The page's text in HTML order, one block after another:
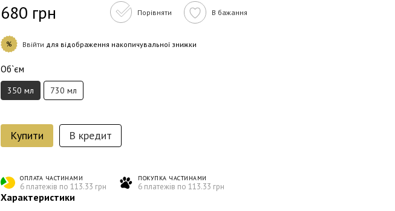
680 грн Порівняти В бажання
% Ввійти для відображення накопичувальної знижки
Об`єм
350 мл 730 мл
Купити В кредит
ОПЛАТА ЧАСТИНАМИ
6 платежів по 113.33 грн
ПОКУПКА ЧАСТИНАМИ
6 платежів по 113.33 грн
Характеристики